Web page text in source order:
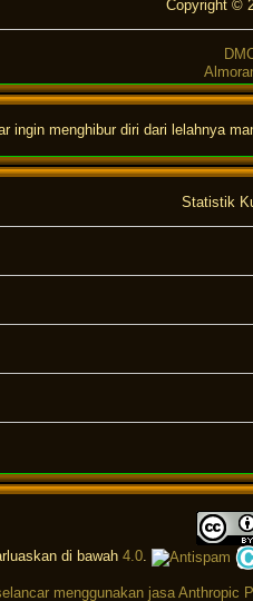
Copyright ©
ingin menghibur diri dari lelahnya
Statistik
di bawah 4.0.
menggunakan jasa